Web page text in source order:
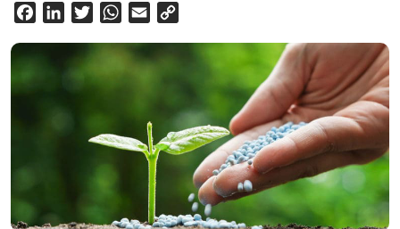
FacebookLinkedInTwitterWhatsApp
Email